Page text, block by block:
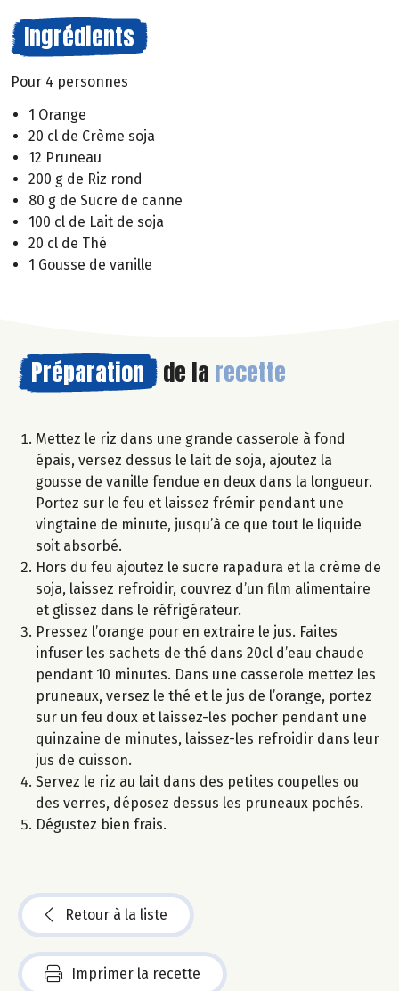
Ingrédients
Pour 4 personnes
1 Orange
20 cl de Crème soja
12 Pruneau
200 g de Riz rond
80 g de Sucre de canne
100 cl de Lait de soja
20 cl de Thé
1 Gousse de vanille
Préparation de la recette
Mettez le riz dans une grande casserole à fond
épais, versez dessus le lait de soja, ajoutez la
gousse de vanille fendue en deux dans la longueur.
Portez sur le feu et laissez frémir pendant une
vingtaine de minute, jusqu’à ce que tout le liquide
soit absorbé.
Hors du feu ajoutez le sucre rapadura et la crème de
soja, laissez refroidir, couvrez d’un film alimentaire
et glissez dans le réfrigérateur.
Pressez l’orange pour en extraire le jus. Faites
infuser les sachets de thé dans 20cl d’eau chaude
pendant 10 minutes. Dans une casserole mettez les
pruneaux, versez le thé et le jus de l’orange, portez
sur un feu doux et laissez-les pocher pendant une
quinzaine de minutes, laissez-les refroidir dans leur
jus de cuisson.
Servez le riz au lait dans des petites coupelles ou
des verres, déposez dessus les pruneaux pochés.
Dégustez bien frais.
Retour à la liste
Imprimer la recette